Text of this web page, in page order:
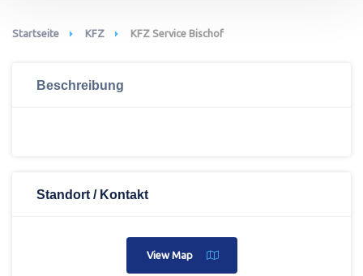
Startseite KFZ KFZ Service Bischof
Beschreibung
Standort / Kontakt
View Map